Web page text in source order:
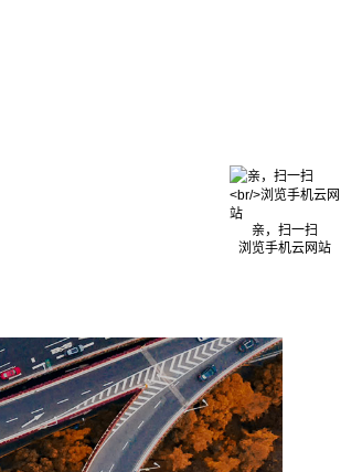
亲，扫一扫
浏览手机云网站